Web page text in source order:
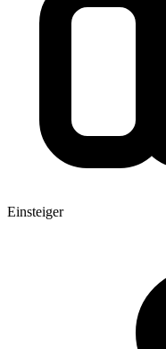
Einsteiger